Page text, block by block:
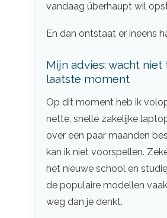
vandaag überhaupt wil
En dan ontstaat er ineens
Mijn advies: wacht
laatste moment
Op dit moment heb ik
nette, snelle zakelijke
over een paar maanden
kan ik niet voorspellen.
het nieuwe school en
de populaire modellen
weg dan je denkt.